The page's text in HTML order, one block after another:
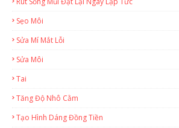
Sẹo Môi
Sửa Mí Mắt Lỗi
Sửa Môi
Tai
Tăng Độ Nhô Cằm
Tạo Hình Dáng Đồng Tiền